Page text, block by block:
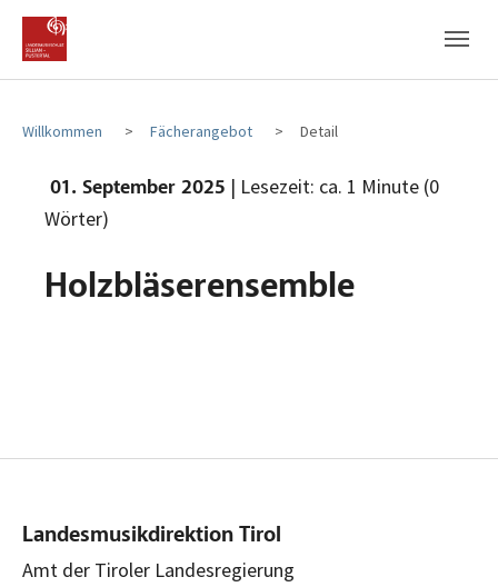
Zum Hauptinhalt
Zum Fußbereich
Willkommen Fächerangebot Detail
01. September 2025 | Lesezeit: ca. 1 Minute (0
Wörter)
Holzbläserensemble
Landesmusikdirektion Tirol
Amt der Tiroler Landesregierung